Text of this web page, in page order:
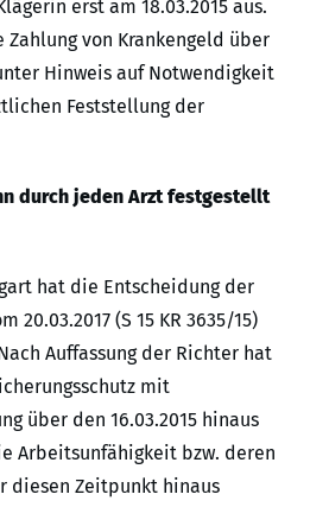
erst am 18.03.2015 aus.
von Krankengeld über
Hinweis auf Notwendigkeit
Feststellung der
durch jeden Arzt festgestellt
hat die Entscheidung der
(S 15 KR 3635/15)
Auffassung der Richter hat
mit
über den 16.03.2015 hinaus
Arbeitsunfähigkeit bzw. deren
diesen Zeitpunkt hinaus